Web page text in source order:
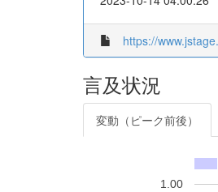
https://
言及状況
変動（ピーク前後）
1.00